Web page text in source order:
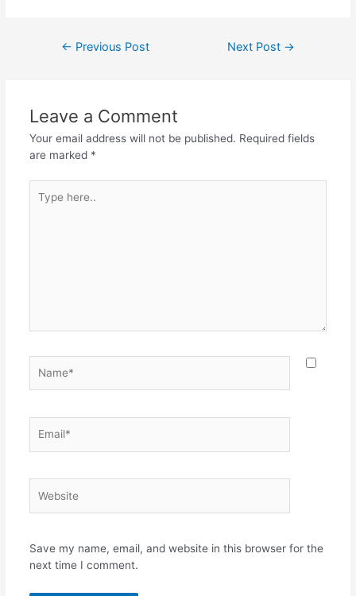
← Previous Post Next Post →
Leave a Comment
Your email address will not be published. Required fields
are marked *
here..
Save my name, email, and website in this browser for the
next time I comment.